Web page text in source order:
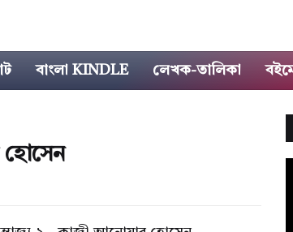
বাংলা KINDLE লেখক-তালিকা
হোসেন